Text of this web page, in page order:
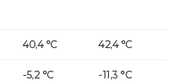
40,4 °C 42,4 °C
-5,2 °C -11,3 °C